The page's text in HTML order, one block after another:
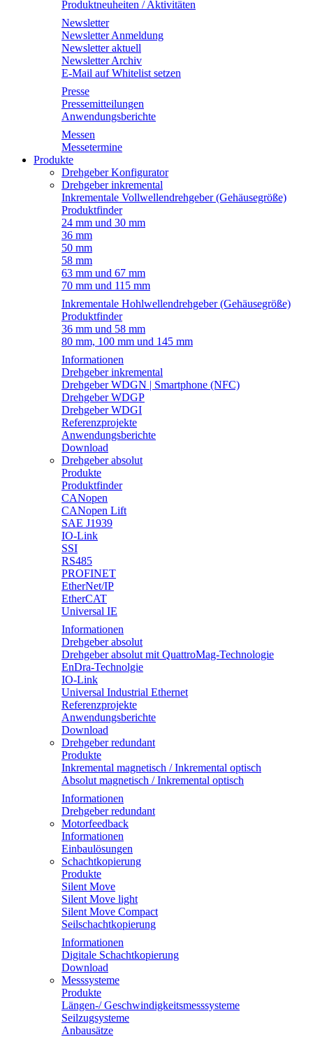
Produktneuheiten / Aktivitäten
Newsletter
Newsletter Anmeldung
Newsletter aktuell
Newsletter Archiv
E-Mail auf Whitelist setzen
Presse
Pressemitteilungen
Anwendungsberichte
Messen
Messetermine
Produkte
Drehgeber Konfigurator
Drehgeber inkremental
Inkrementale Vollwellendrehgeber (Gehäusegröße)
Produktfinder
24 mm und 30 mm
36 mm
50 mm
58 mm
63 mm und 67 mm
70 mm und 115 mm
Inkrementale Hohlwellendrehgeber (Gehäusegröße)
Produktfinder
36 mm und 58 mm
80 mm, 100 mm und 145 mm
Informationen
Drehgeber inkremental
Drehgeber WDGN | Smartphone (NFC)
Drehgeber WDGP
Drehgeber WDGI
Referenzprojekte
Anwendungsberichte
Download
Drehgeber absolut
Produkte
Produktfinder
CANopen
CANopen Lift
SAE J1939
IO-Link
SSI
RS485
PROFINET
EtherNet/IP
EtherCAT
Universal IE
Informationen
Drehgeber absolut
Drehgeber absolut mit QuattroMag-Technologie
EnDra-Technolgie
IO-Link
Universal Industrial Ethernet
Referenzprojekte
Anwendungsberichte
Download
Drehgeber redundant
Produkte
Inkremental magnetisch / Inkremental optisch
Absolut magnetisch / Inkremental optisch
Informationen
Drehgeber redundant
Motorfeedback
Informationen
Einbaulösungen
Schachtkopierung
Produkte
Silent Move
Silent Move light
Silent Move Compact
Seilschachtkopierung
Informationen
Digitale Schachtkopierung
Download
Messsysteme
Produkte
Längen-/ Geschwindigkeitsmesssysteme
Seilzugsysteme
Anbausätze